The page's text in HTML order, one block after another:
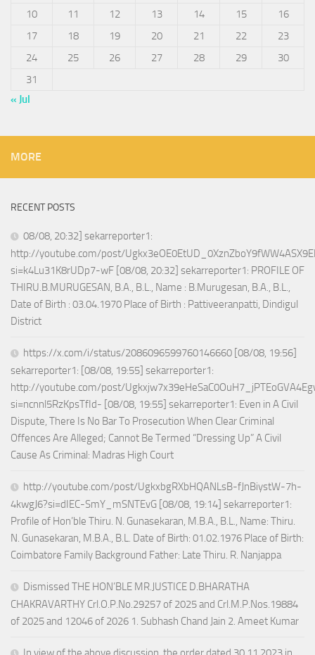
10
11 12 13 14 15
16
17
18 19 20 21 22
23
24
25 26 27 28 29
30
31
« Jul
MORE
RECENT POSTS
08/08, 20:32] sekarreporter1:
http://youtube.com/post/
si=k4Lu31K8rUDp7-wF [08/08, 20:32] sekarreporter1: PROFILE OF
THIRU.B.MURUGESAN, B.A., B.L., Name : B.Murugesan, B.A., B.L.,
Date of Birth : 03.04.1970 Place of Birth : Pattiveeranpatti, Dindigul
District
https://x.com/i/status/2086096599760146660 [08/08, 19:56]
sekarreporter1: [08/08, 19:55] sekarreporter1:
http://youtube.com/post/
si=ncnnl5RzKpsTfId- [08/08, 19:55] sekarreporter1: Even in A Civil
Dispute, There Is No Bar To Prosecution When Clear Criminal
Offences Are Alleged; Cannot Be Termed “Dressing Up” A Civil
Cause As Criminal: Madras High Court
http://youtube.com/post/UgkxbgRXbHQANLsB-fJnBiystW-7h-
4kwgJ6?si=dIEC-SmY_mSNTEvG [08/08, 19:14] sekarreporter1:
Profile of Hon’ble Thiru. N. Gunasekaran, M.B.A., B.L., Name: Thiru.
N. Gunasekaran, M.B.A., B.L. Date of Birth: 01.02.1976 Place of Birth:
Coimbatore Family Background Father: Late Thiru. R. Nanjappa
Dismissed THE HON’BLE MR.JUSTICE D.BHARATHA
CHAKRAVARTHY Crl.O.P.No.29257 of 2025 and Crl.M.P.Nos.19884
of 2025 and 12046 of 2026 1. Subhash Chand Jain 2. Ameet Kumar